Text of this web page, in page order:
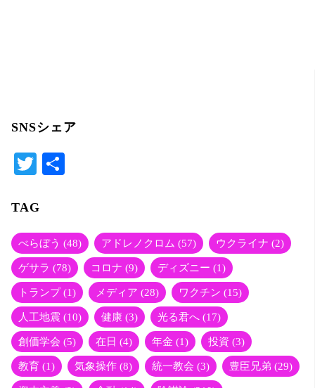
SNSシェア
T
tte
r
TAG
べらぼう (48) アドレノクロム (57) ウクライナ (2)
ゲサラ (78) コロナ (9) ディズニー (1)
トランプ(1) メディア (28) ワクチン (15)
人工地震 (10) 健康 (3) 光る君へ (17)
創価学会 (5) 在日 (4) 年金 (1) 投資 (3)
教育 (1) 気象操作 (8) 統一教会 (3) 豊臣兄弟 (29)